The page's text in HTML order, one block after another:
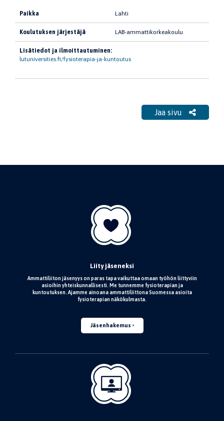
Paikka Lahti
Koulutuksen järjestäjä LAB-ammattikorkeakoulu
Lisätiedot ja ilmoittautuminen:
lutuniversities.fi/fysioterapia-ja-kuntoutus
Jaa sivu
Liity jäseneksi
Ammattiliiton jäsenyys on paras tapa vaikuttaa omaan työhön liittyviin
asioihin yhteiskunnallisesti. Me tunnemme fysioterapian ja
kuntoutuksen. Ajamme ainoana ammattiliittona Suomessa asioita
fysioterapian näkökulmasta.
Jäsenhakemus